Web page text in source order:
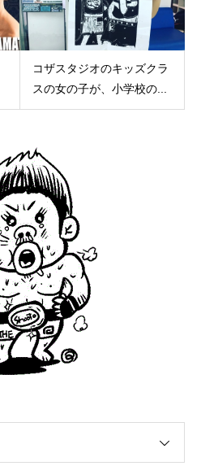
コザスタジオのキッズクラ
スの女の子が、小学校の...